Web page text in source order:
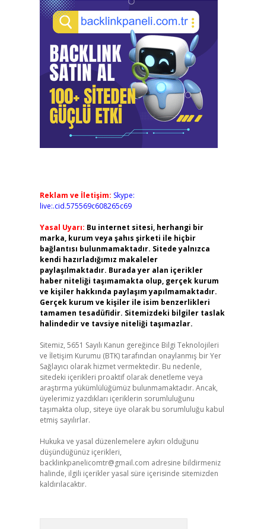
Reklam ve İletişim: Skype:
live:.cid.575569c608265c69
Yasal Uyarı: Bu internet sitesi, herhangi bir
marka, kurum veya şahıs şirketi ile hiçbir
bağlantısı bulunmamaktadır. Sitede yalnızca
kendi hazırladığımız makaleler
paylaşılmaktadır. Burada yer alan içerikler
haber niteliği taşımamakta olup, gerçek kurum
ve kişiler hakkında paylaşım yapılmamaktadır.
Gerçek kurum ve kişiler ile isim benzerlikleri
tamamen tesadüfidir. Sitemizdeki bilgiler taslak
halindedir ve tavsiye niteliği taşımazlar.
Sitemiz, 5651 Sayılı Kanun gereğince Bilgi Teknolojileri
ve İletişim Kurumu (BTK) tarafından onaylanmış bir Yer
Sağlayıcı olarak hizmet vermektedir. Bu nedenle,
sitedeki içerikleri proaktif olarak denetleme veya
araştırma yükümlülüğümüz bulunmamaktadır. Ancak,
üyelerimiz yazdıkları içeriklerin sorumluluğunu
taşımakta olup, siteye üye olarak bu sorumluluğu kabul
etmiş sayılırlar.
Hukuka ve yasal düzenlemelere aykırı olduğunu
düşündüğünüz içerikleri,
backlinkpanelicomtr@gmail.com adresine bildirmeniz
halinde, ilgili içerikler yasal süre içerisinde sitemizden
kaldırılacaktır.